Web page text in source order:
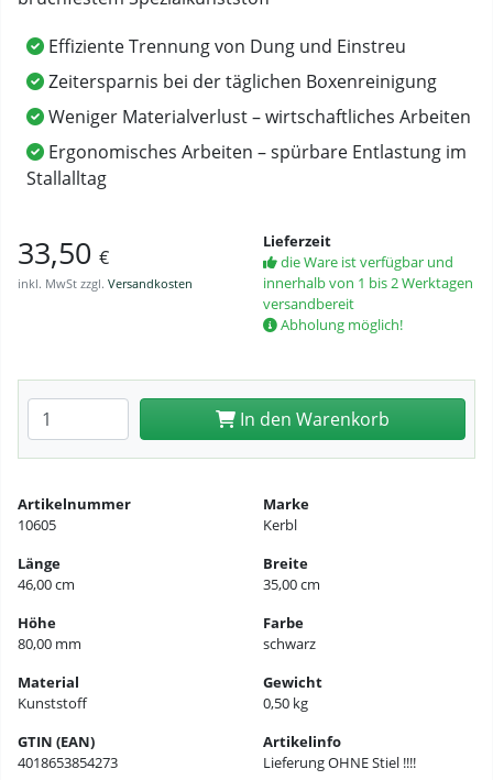
Effiziente Trennung von Dung und Einstreu
Zeitersparnis bei der täglichen Boxenreinigung
Weniger Materialverlust – wirtschaftliches Arbeiten
Ergonomisches Arbeiten – spürbare Entlastung im
Stallalltag
33,50 €
inkl. MwSt zzgl. Versandkosten
Lieferzeit
die Ware ist verfügbar und
innerhalb von 1 bis 2 Werktagen
versandbereit
Abholung möglich!
Anzahl eingeben In den Warenkorb
Artikelnummer
10605
Marke
Kerbl
Länge
46,00 cm
Breite
35,00 cm
Höhe
80,00 mm
Farbe
schwarz
Material
Kunststoff
Gewicht
0,50 kg
GTIN (EAN)
4018653854273
Artikelinfo
Lieferung OHNE Stiel !!!!